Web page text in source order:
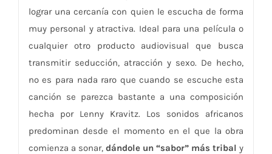
lograr una cercanía con quien le escucha de forma
muy personal y atractiva. Ideal para una película o
cualquier otro producto audiovisual que busca
transmitir seducción, atracción y sexo. De hecho,
no es para nada raro que cuando se escuche esta
canción se parezca bastante a una composición
hecha por Lenny Kravitz. Los sonidos africanos
predominan desde el momento en el que la obra
comienza a sonar, dándole un “sabor” más tribal y